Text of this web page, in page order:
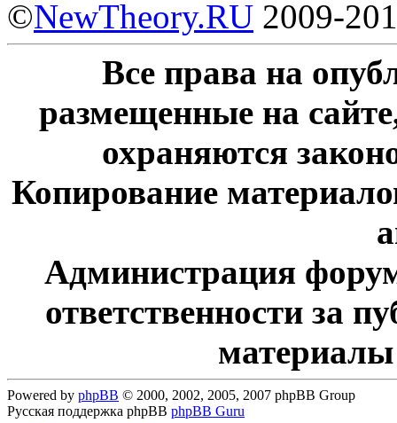
©NewTheory.RU 2009-
Все права на
размещенные на
охраняются
Копирование
Администрация
ответственности за
Powered by phpBB © 2000, 2002, 2005, 2007 phpBB Group
Русская поддержка phpBB phpBB Guru